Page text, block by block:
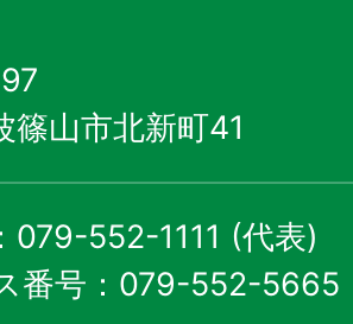
篠山市北新町41
079-552-1111 (代表)
番号：079-552-5665